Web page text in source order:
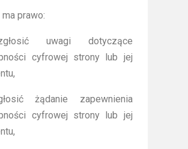
ma prawo:
uwagi dotyczące
cyfrowej strony lub jej
żądanie zapewnienia
cyfrowej strony lub jej